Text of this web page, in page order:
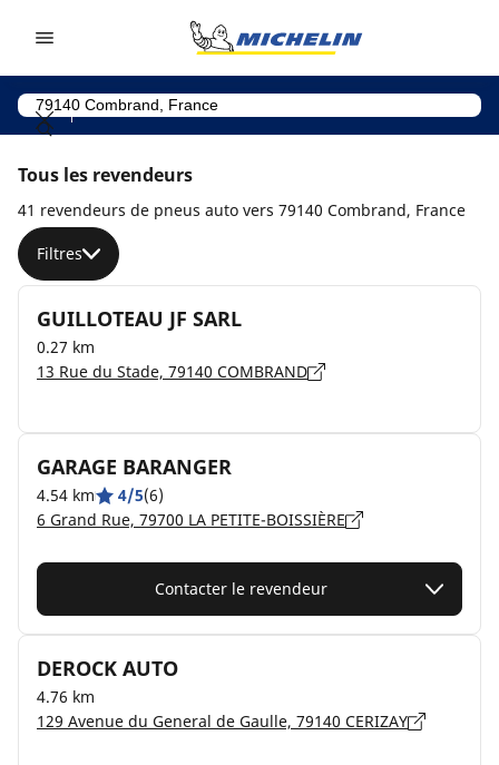
Tous les revendeurs
41 revendeurs de pneus auto vers 79140 Combrand, France
Filtres
GUILLOTEAU JF SARL
0.27 km
13 Rue du Stade, 79140 COMBRAND
GARAGE BARANGER
4.54 km 4/5(6)
6 Grand Rue, 79700 LA PETITE-BOISSIÈRE
Contacter le revendeur
DEROCK AUTO
4.76 km
129 Avenue du General de Gaulle, 79140 CERIZAY